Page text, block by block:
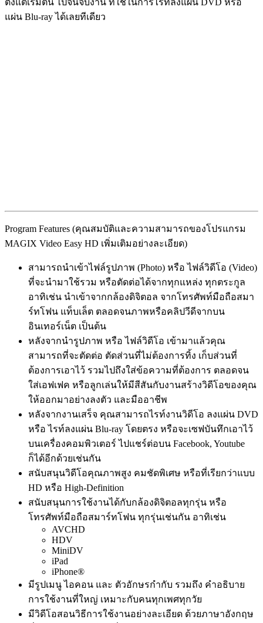
ตั้งแต่เริ่มต้น ไปจนจบงาน ที่ใช้ในการไรท์ลงแผ่น DVD หรือ
แผ่น Blu-ray ได้เลยทีเดียว
Program Features (คุณสมบัติและความสามารถของโปรแกรม
MAGIX Video Easy HD เพิ่มเติมอย่างละเอียด)
สามารถนำเข้าไฟล์รูปภาพ (Photo) หรือ ไฟล์วิดีโอ (Video)
ที่จะนำมาใช้รวม หรือตัดต่อได้จากทุกแหล่ง ทุกตระกูล
อาทิเช่น นำเข้าจากกล้องดิจิตอล จากโทรศัพท์มือถือสมา
ร์ทโฟน แท็บเล็ต ตลอดจนภาพหรือคลิปวีดีจากบน
อินเทอร์เน็ต เป็นต้น
หลังจากนำรูปภาพ หรือ ไฟล์วิดีโอ เข้ามาแล้วคุณ
สามารถที่จะตัดต่อ ตัดส่วนที่ไม่ต้องการทิ้ง เก็บส่วนที่
ต้องการเอาไว้ รวมไปถึงใส่ข้อความที่ต้องการ ตลอดจน
ใส่เอฟเฟค หรือลูกเล่นให้มีสีสันกับงานสร้างวิดีโอของคุณ
ให้ออกมาอย่างลงตัว และมืออาชีพ
หลังจากงานเสร็จ คุณสามารถไรท์งานวิดีโอ ลงแผ่น DVD
หรือ ไรท์ลงแผ่น Blu-ray โดยตรง หรือจะเซฟบันทึกเอาไว้
บนเครื่องคอมพิวเตอร์ ไปแชร์ต่อบน Facebook, Youtube
ก็ได้อีกด้วยเช่นกัน
สนับสนุนวิดีโอคุณภาพสูง คมชัดพิเศษ หรือที่เรียกว่าแบบ
HD หรือ High-Definition
สนับสนุนการใช้งานได้กับกล้องดิจิตอลทุกรุ่น หรือ
โทรศัพท์มือถือสมาร์ทโฟน ทุกรุ่นเช่นกัน อาทิเช่น
AVCHD
HDV
MiniDV
iPad
iPhone®
มีรูปเมนู ไอคอน และ ตัวอักษรกำกับ รวมถึง คำอธิบาย
การใช้งานที่ใหญ่ เหมาะกับคนทุกเพศทุกวัย
มีวิดีโอสอนวิธีการใช้งานอย่างละเอียด ด้วยภาษาอังกฤษ